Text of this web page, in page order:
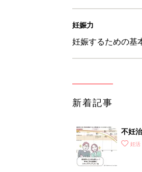
妊娠力
妊娠するための基
新着記事
不妊
妊活